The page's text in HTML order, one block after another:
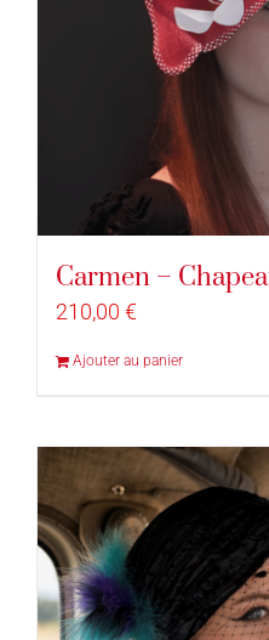
Carmen –
210,00 €
Ajouter au panier